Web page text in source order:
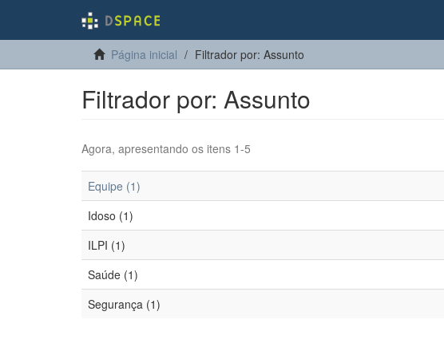
Página inicial Filtrador por: Assunto
Filtrador por: Assunto
Agora, apresentando os itens 1-5
Equipe (1)
Idoso (1)
ILPI (1)
Saúde (1)
Segurança (1)